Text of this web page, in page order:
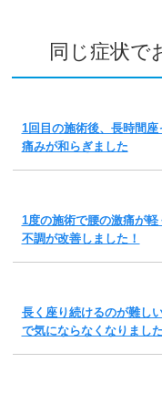
同じ症状で
1回目の施術後、長時間
痛みが和らぎました
1度の施術で腰の激痛が
不調が改善しました！
長く座り続けるのが難し
で気にならなくなりました